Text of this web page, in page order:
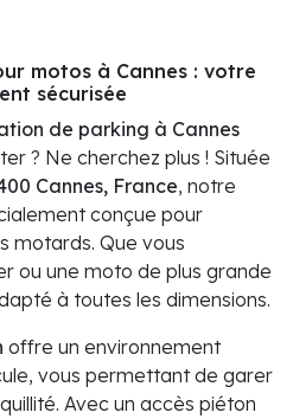
motos à Cannes : votre
sécurisée
de parking à Cannes
? Ne cherchez plus ! Située
Cannes, France, notre
conçue pour
motards. Que vous
ou une moto de plus grande
à toutes les dimensions.
offre un environnement
vous permettant de garer
Avec un accès piéton